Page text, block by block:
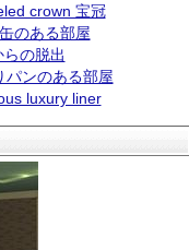
crown 宝冠
のある部屋
らの脱出
ンのある部屋
luxury liner